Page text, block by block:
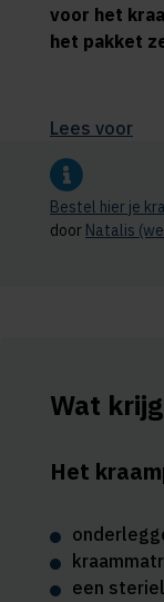
voor het
het pakket
Lees voor
Bestel hier je
door Natalis
Wat
Het
een